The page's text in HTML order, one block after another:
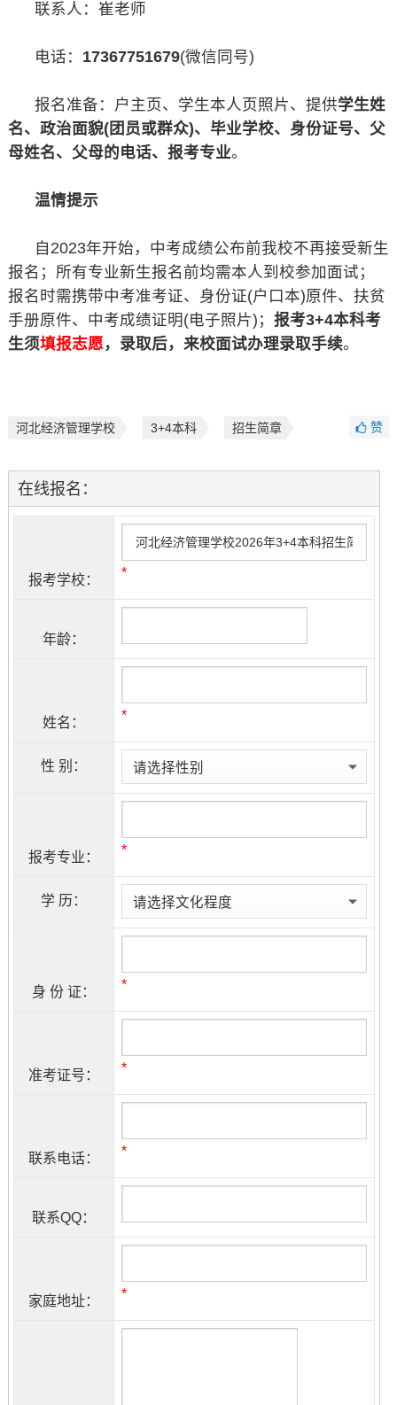
联系人：崔老师
电话： 17367751679(微信同号)
报名准备：户主页、学生本人页照片、提供学生姓
名、政治面貌(团员或群众)、毕业学校、身份证号、父
母姓名、父母的电话、报考专业。
温情提示
自2023年开始，中考成绩公布前我校不再接受新生
报名；所有专业新生报名前均需本人到校参加面试；
报名时需携带中考准考证、身份证(户口本)原件、扶贫
手册原件、中考成绩证明(电子照片)； 报考3+4本科考
生须填报志愿，录取后，来校面试办理录取手续。
河北经济管理学校 3+4本科 招生简章 赞
在线报名：
报考学校： *
年龄：
姓名： *
性 别：
报考专业： *
学 历：
身 份 证： *
准考证号： *
联系电话： *
联系QQ：
家庭地址： *